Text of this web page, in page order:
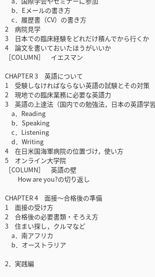
b．Eメールの書き方
c．履歴書（CV）の書き方
2 病院見学
3 日本での臨床経験をどれだけ積んでから行くか
4 論文を書いておいたほうがいいか
［COLUMN］ イエスマン
CHAPTER 3 英語について
1 受験しなければならない英語の試験とその対策
2 現地での臨床業務に必要な英語力
3 英語の上達法（国内での勉強法，日本の英語学習
a．Reading
b．Speaking
c．Listening
d．Writing
4 在日米国海軍病院の位置づけ，使い方
5 オンライン大学院
［COLUMN］ 英語の壁
How are you?の切り返し
CHAPTER 4 面接～合格後の準備
1 面接の受け方
2 合格後の必要書類・そろえ方
3 住まい探し，クルマなど
a．南アフリカ
b．オーストラリア
2．実践編